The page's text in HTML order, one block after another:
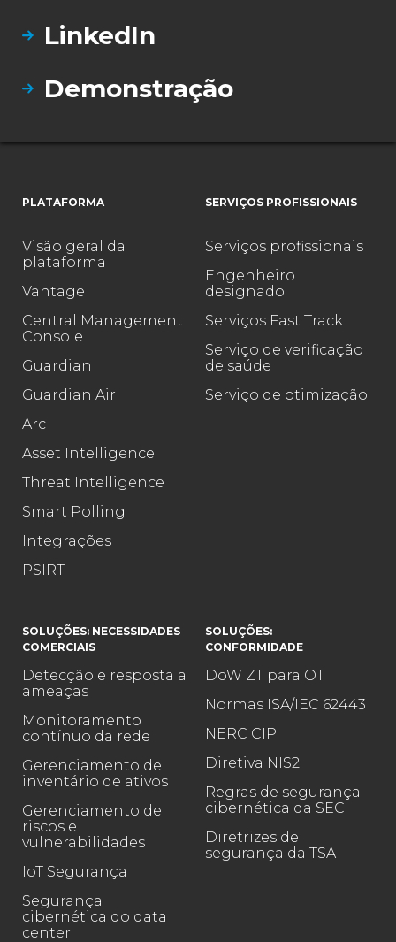
LinkedIn
Demonstração
PLATAFORMA
Visão geral da
plataforma
Vantage
Central Management
Console
Guardian
Guardian Air
Arc
Asset Intelligence
Threat Intelligence
Smart Polling
Integrações
PSIRT
SERVIÇOS PROFISSIONAIS
Serviços profissionais
Engenheiro
designado
Serviços Fast Track
Serviço de verificação
de saúde
Serviço de otimização
SOLUÇÕES: NECESSIDADES
COMERCIAIS
Detecção e resposta a
ameaças
Monitoramento
contínuo da rede
Gerenciamento de
inventário de ativos
Gerenciamento de
riscos e
vulnerabilidades
IoT Segurança
Segurança
cibernética do data
center
SOLUÇÕES:
CONFORMIDADE
DoW ZT para OT
Normas ISA/IEC 62443
NERC CIP
Diretiva NIS2
Regras de segurança
cibernética da SEC
Diretrizes de
segurança da TSA